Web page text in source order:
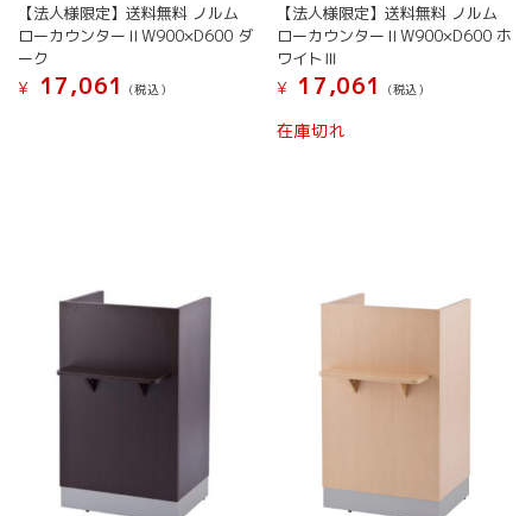
【法人様限定】送料無料 ノルム
ローカウンターⅡW900×D600 ダ
ーク
¥
17,061 (税込）
【法人様限定】送料無料 ノルム
ローカウンターⅡW900×D600 ホ
ワイトⅢ
¥
17,061 (税込）
在庫切れ